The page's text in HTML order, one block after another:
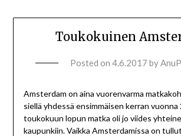
Toukokuinen
Posted on 4.6.2017 by
Amsterdam on aina vuorenvarma
siellä yhdessä ensimmäisen kerran vuonna
toukokuun lopun matka oli jo viides
kaupunkiin. Vaikka Amsterdamissa on